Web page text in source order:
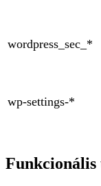
wordpress_sec_*
wp-settings-*
Funkcionális